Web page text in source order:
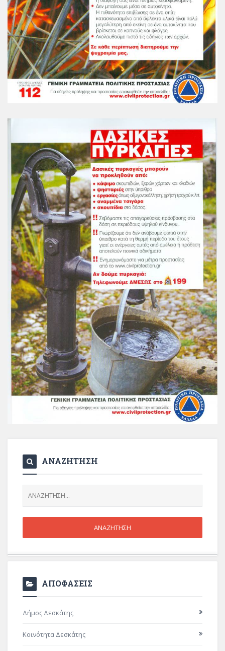
ΑΝΑΖΗΤΗΣΗ
ΑΠΟΦΑΣΕΙΣ
Δήμος Δεσκάτης
Κοινότητα Δεσκάτης